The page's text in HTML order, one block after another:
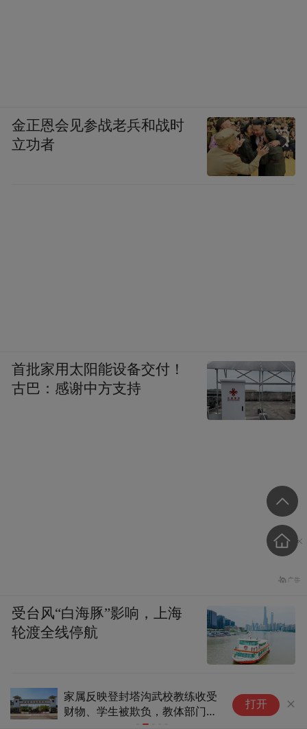
家属反映登封塔沟武校教练收受
财物、学生被欺负，教体部门：
打开
金正恩会见参战老兵和战时
立功者
首批家用太阳能设备交付！
古巴：感谢中方支持
受台风“白海豚”影响，上海
轮渡全线停航